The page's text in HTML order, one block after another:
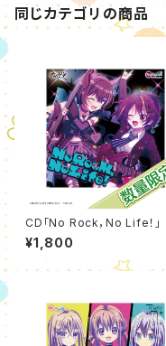
同じカテゴリの商品
CD「No Rock，No Life！」
¥1,800